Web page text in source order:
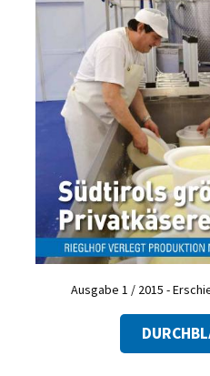
Ausgabe 1 / 2015 -